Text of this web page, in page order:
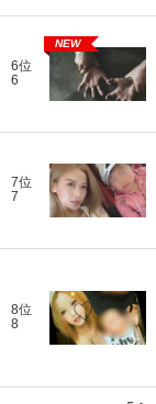
6位
6
NEW
7位
7
8位
8